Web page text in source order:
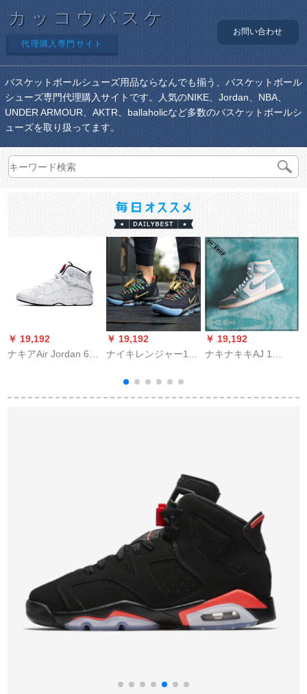
カッコウバスケ
代理購入専門サイト
お問い合わせ
バスケットボールシューズ用品ならなんでも揃う、バスケットボール
シューズ専門代理購入サイトです。人気のNIKE、Jordan、NBA、
UNDER ARMOUR、AKTR、ballaholicなど多数のバスケットボールシ
ューズを取り扱ってます。
￥ 19,192
ナキアAir Jordan 6
601
￥ 19,192
ナイキレンジャー16
ムズ16戦靴黒人月男
バカズ全星王座CI
￥ 19,192
ナキナキキAJ 1
343